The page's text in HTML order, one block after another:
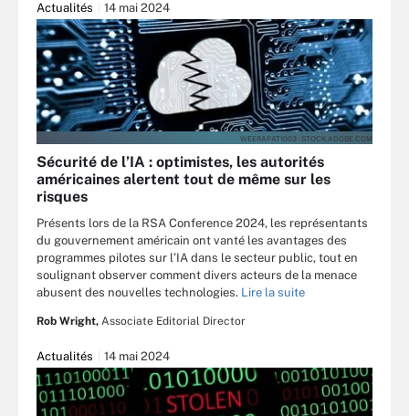
Actualités 14 mai 2024
WEERAPAT1003 - STOCK.ADOBE.COM
Sécurité de l’IA : optimistes, les autorités
américaines alertent tout de même sur les
risques
Présents lors de la RSA Conference 2024, les représentants
du gouvernement américain ont vanté les avantages des
programmes pilotes sur l’IA dans le secteur public, tout en
soulignant observer comment divers acteurs de la menace
abusent des nouvelles technologies. Lire la suite
Rob Wright, Associate Editorial Director
Actualités 14 mai 2024